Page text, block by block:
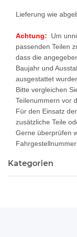
Lieferung wie
Achtung: Um
passenden Teilen
dass die
Baujahr und
ausgestattet
Bitte vergleichen
Teilenummern vor
Für den Einsatz
zusätzliche Teile
Gerne überprüfen
Fahrgestellnummer.
Kategorien